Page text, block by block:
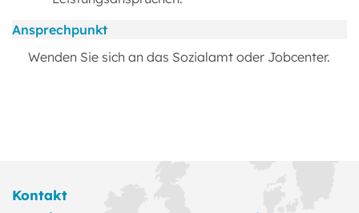
Ansprechpunkt
Wenden Sie sich an das Sozialamt oder Jobcenter.
Kontakt